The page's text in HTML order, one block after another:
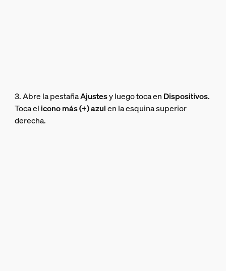
3. Abre la pestañaAjustesy luego toca en Dispositivos.
Toca el icono más (+) azulen la esquina superior
derecha.